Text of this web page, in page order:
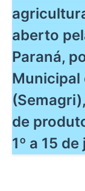
aberto
Paraná,
Municipal
de
1º a 15